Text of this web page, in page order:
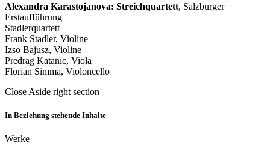
Alexandra Karastojanova: Streichquartett, Salzburger
Erstaufführung
Stadlerquartett
Frank Stadler, Violine
Izso Bajusz, Violine
Predrag Katanic, Viola
Florian Simma, Violoncello
Close Aside right section
In Beziehung stehende Inhalte
Werke